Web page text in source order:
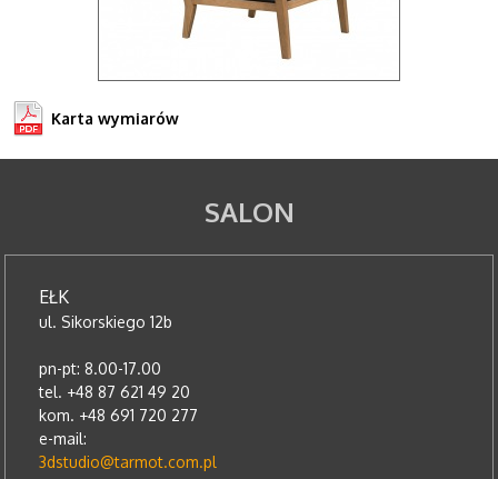
Karta wymiarów
SALON
EŁK
ul. Sikorskiego 12b
pn-pt: 8.00-17.00
tel. +48 87 621 49 20
kom. +48 691 720 277
e-mail:
3dstudio@tarmot.com.pl